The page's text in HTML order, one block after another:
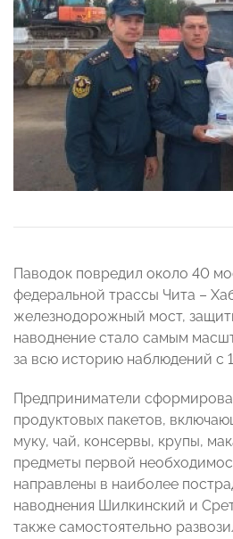
Паводок повредил около 40
федеральной трассы Чита –
железнодорожный мост,
наводнение стало самым
за всю историю наблюдений с
Предприниматели
продуктовых пакетов,
муку, чай, консервы, крупы,
предметы первой
направлены в наиболее
наводнения Шилкинский и
также самостоятельно